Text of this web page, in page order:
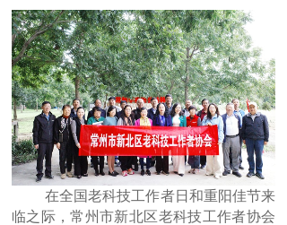
按钮文本
在全国老科技工作者日和重阳佳节来
临之际，常州市新北区老科技工作者协会